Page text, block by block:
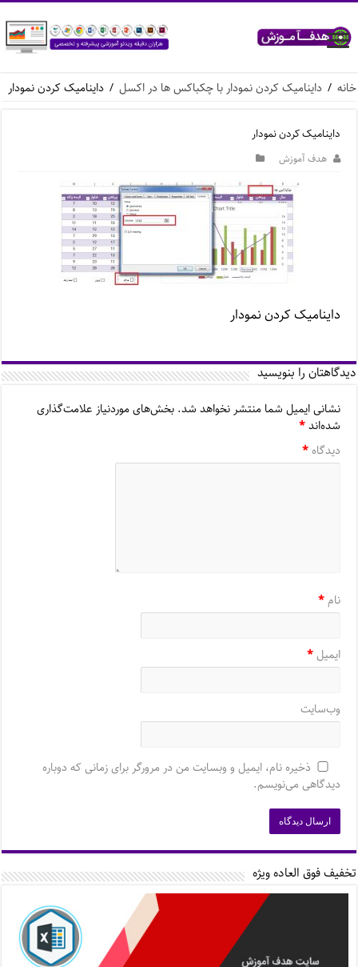
خانه / داینامیک کردن نمودار با چکباکس ها در اکسل / داینامیک کردن نمودار
داینامیک کردن نمودار
هدف آموزش
داینامیک کردن نمودار
دیدگاهتان را بنویسید
نشانی ایمیل شما منتشر نخواهد شد. بخش‌های موردنیاز علامت‌گذاری
شده‌اند*
دیدگاه*
نام*
ایمیل*
وب‌سایت
ذخیره نام، ایمیل و وبسایت من در مرورگر برای زمانی که دوباره
دیدگاهی می‌نویسم.
تخفیف فوق العاده ویژه